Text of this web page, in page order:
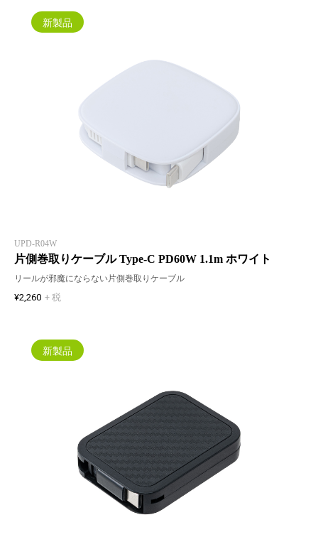
新製品
UPD-R04W
片側巻取りケーブル Type-C PD60W 1.1m ホワイト
リールが邪魔にならない片側巻取りケーブル
¥2,260 + 税
新製品